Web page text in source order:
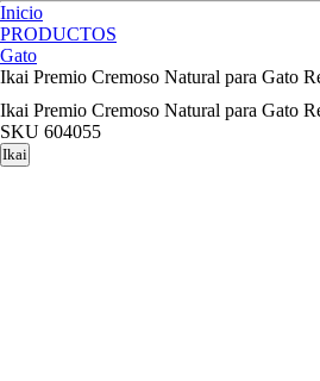
Inicio
PRODUCTOS
Gato
Ikai Premio Cremoso Natural para Gato
Ikai Premio Cremoso Natural para Gato
SKU 604055
Ikai